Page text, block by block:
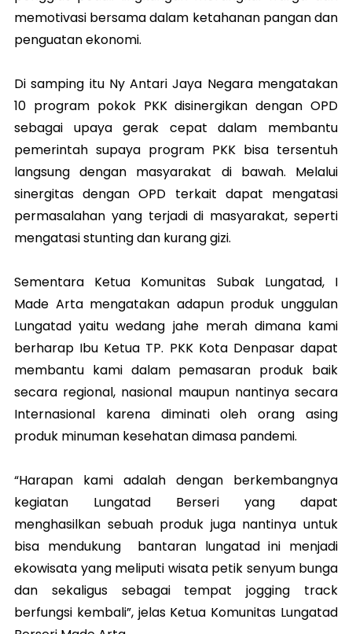
memotivasi bersama dalam ketahanan pangan dan
penguatan ekonomi.
Di samping itu Ny Antari Jaya Negara mengatakan
10 program pokok PKK disinergikan dengan OPD
sebagai upaya gerak cepat dalam membantu
pemerintah supaya program PKK bisa tersentuh
langsung dengan masyarakat di bawah. Melalui
sinergitas dengan OPD terkait dapat mengatasi
permasalahan yang terjadi di masyarakat, seperti
mengatasi stunting dan kurang gizi.
Sementara Ketua Komunitas Subak Lungatad, I
Made Arta mengatakan adapun produk unggulan
Lungatad yaitu wedang jahe merah dimana kami
berharap Ibu Ketua TP. PKK Kota Denpasar dapat
membantu kami dalam pemasaran produk baik
secara regional, nasional maupun nantinya secara
Internasional karena diminati oleh orang asing
produk minuman kesehatan dimasa pandemi.
“Harapan kami adalah dengan berkembangnya
kegiatan Lungatad Berseri yang dapat
menghasilkan sebuah produk juga nantinya untuk
bisa mendukung bantaran lungatad ini menjadi
ekowisata yang meliputi wisata petik senyum bunga
dan sekaligus sebagai tempat jogging track
berfungsi kembali”, jelas Ketua Komunitas Lungatad